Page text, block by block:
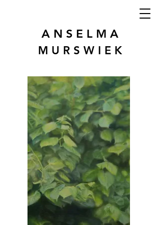
A N S E L M A
M U R S W I E K